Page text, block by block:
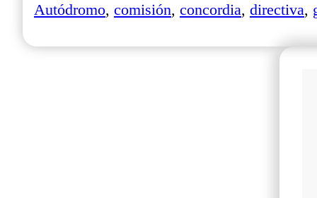
Autódromo, comisión, concordia, directiva,